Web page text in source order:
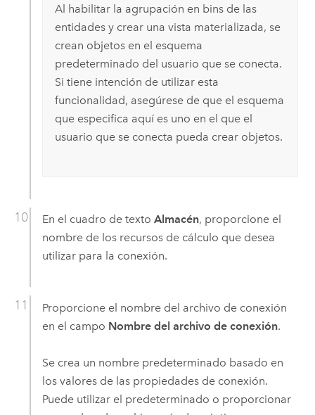
Al habilitar la agrupación en bins de las
entidades y crear una vista materializada, se
crean objetos en el esquema
predeterminado del usuario que se conecta.
Si tiene intención de utilizar esta
funcionalidad, asegúrese de que el esquema
que especifica aquí es uno en el que el
usuario que se conecta pueda crear objetos.
En el cuadro de texto Almacén, proporcione el
nombre de los recursos de cálculo que desea
utilizar para la conexión.
Proporcione el nombre del archivo de conexión
en el campo Nombre del archivo de conexión.
Se crea un nombre predeterminado basado en
los valores de las propiedades de conexión.
Puede utilizar el predeterminado o proporcionar